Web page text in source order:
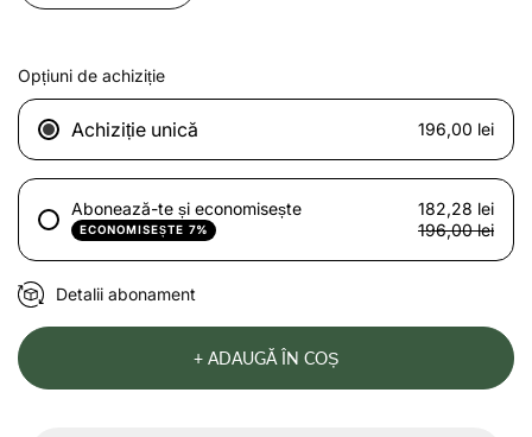
Opțiuni de achiziție
Achiziție unică 196,00 lei
Abonează-te și economisește
ECONOMISEȘTE 7%
182,28 lei
196,00 lei
Detalii abonament
+ ADAUGĂ ÎN COȘ